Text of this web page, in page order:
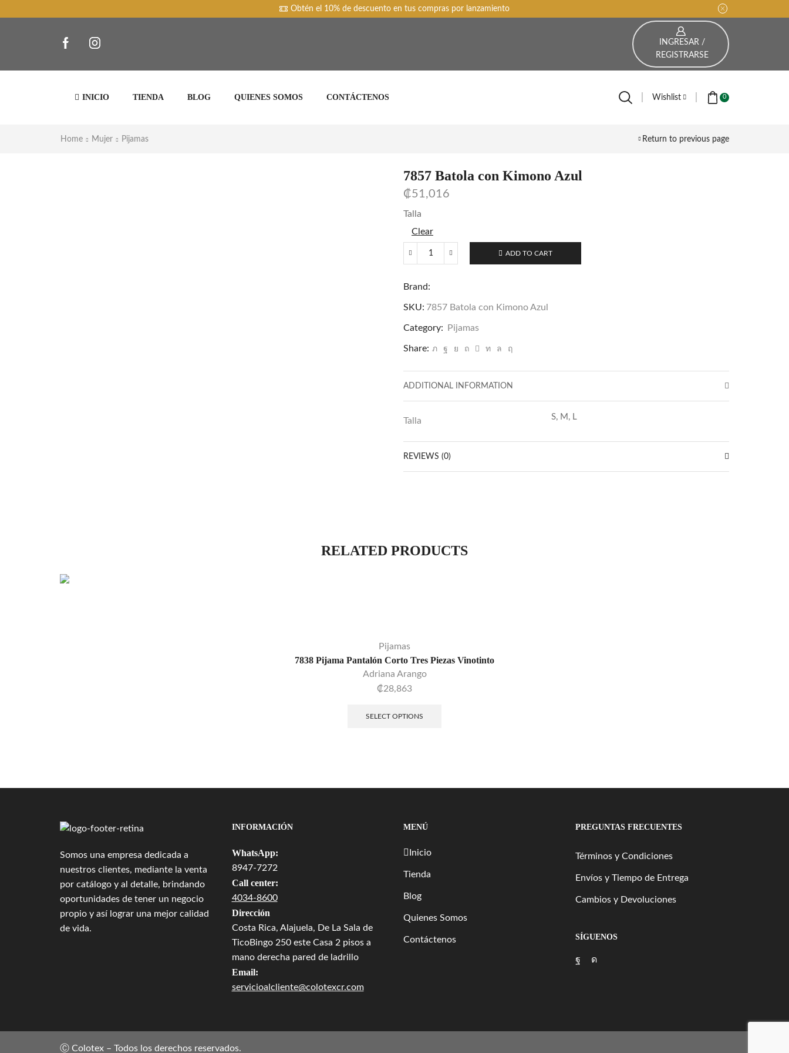
Obtén el 10% de descuento en tus compras por lanzamiento
INGRESAR /
REGISTRARSE
INICIO TIENDA BLOG QUIENES SOMOS CONTÁCTENOS Wishlist 0
Home Mujer Pijamas Return to previous page
7857 Batola con Kimono Azul
₡51,016
Talla
Clear
Kimono
quantity
ADD TO CART
Brand:
SKU: 7857 Batola con Kimono Azul
Category: Pijamas
Share:
ADDITIONAL INFORMATION
Talla S, M, L
REVIEWS (0)
RELATED PRODUCTS
Pijamas
7838 Pijama Pantalón Corto Tres Piezas Vinotinto
Adriana Arango
₡28,863
SELECT OPTIONS
Somos una empresa dedicada a
nuestros clientes, mediante la venta
por catálogo y al detalle, brindando
oportunidades de tener un negocio
propio y así lograr una mejor calidad
de vida.
INFORMACIÓN
WhatsApp:
8947-7272
Call center:
4034-8600
Dirección
Costa Rica, Alajuela, De La Sala de
TicoBingo 250 este Casa 2 pisos a
mano derecha pared de ladrillo
Email:
servicioalcliente@colotexcr.com
MENÚ
Inicio
Tienda
Blog
Quienes Somos
Contáctenos
PREGUNTAS FRECUENTES
Términos y Condiciones
Envíos y Tiempo de Entrega
Cambios y Devoluciones
SÍGUENOS
Ⓒ Colotex – Todos los derechos reservados.